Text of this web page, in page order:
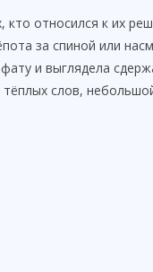
относился к их
за спиной или
и выглядела
слов,